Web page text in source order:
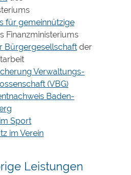
für gemeinnützige
Finanzministeriums
Bürgergesellschaftder
Verwaltungs-
(VBG)
Baden-
Sport
im Verein
Leistungen